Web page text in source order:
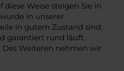
Weise steigen Sie in
in unserer
in gutem Zustand sind.
garantiert rund läuft.
Weiteren nehmen wir